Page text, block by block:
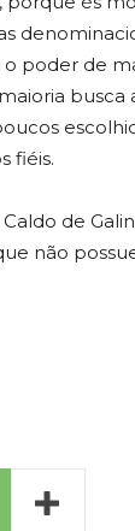
o poder de
fiéis.
Caldo de
não